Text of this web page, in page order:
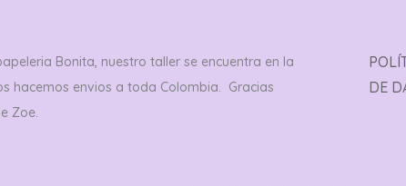
Bonita, nuestro taller se encuentra en la
hacemos envios a toda Colombia. Gracias
Zoe.
DE